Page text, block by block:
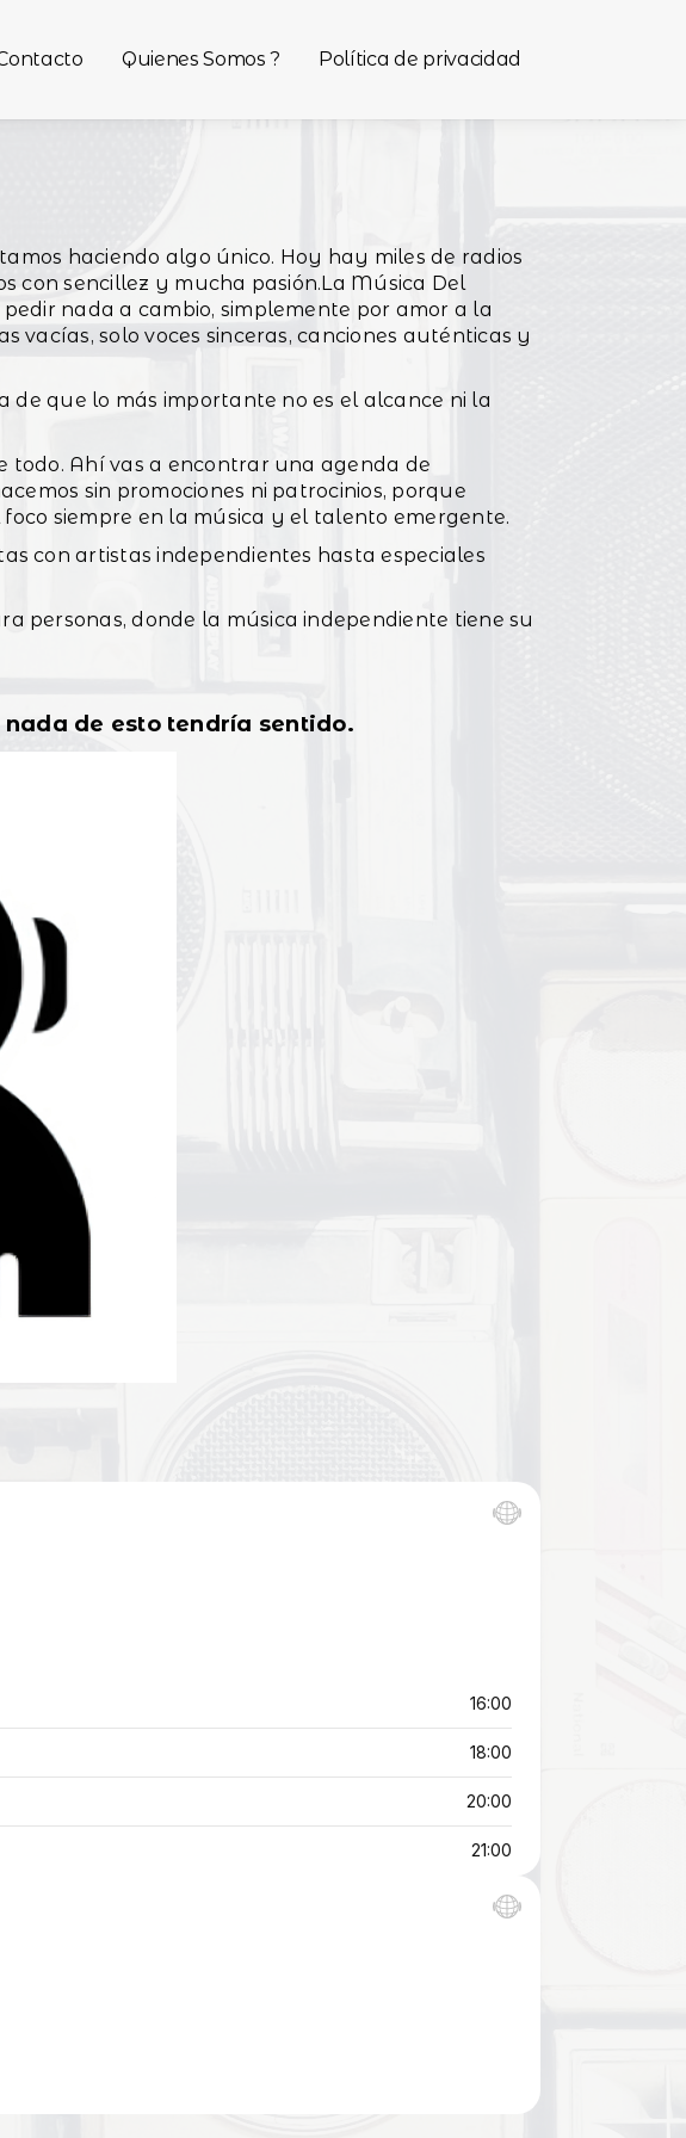
Quienes Somos ? Política de privacidad
haciendo algo único. Hoy hay miles de radios
con sencillez y mucha pasión.La Música Del
nada a cambio, simplemente por amor a la
solo voces sinceras, canciones auténticas y
de que lo más importante no es el alcance ni la
Ahí vas a encontrar una agenda de
sin promociones ni patrocinios, porque
siempre en la música y el talento emergente.
con artistas independientes hasta especiales
personas, donde la música independiente tiene su
de esto tendría sentido.